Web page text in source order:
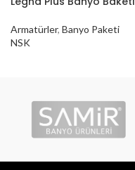
Armatürler, Banyo Paketi
NSK